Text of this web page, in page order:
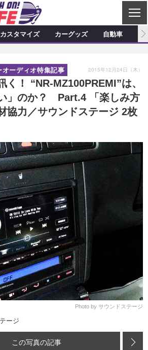
C
L
S
E
ショップ訪問記
ス デモカー製作記
事 カスタマイズ新製品情報
ス カーグッズ新製品情報
ス
カスタマイズ カーグッズ 自動車
く！ “NR-MZ100PREMI”は、
」のか？ Part.4 「楽しみ方
力／サウンドステージ 2枚
オーディオ特集記事 2015年12月24日（木）
Photo by サウンドステージ
ージ
この写真の記事